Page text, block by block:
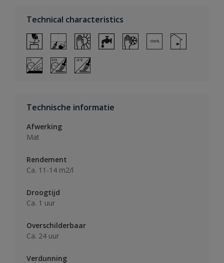
Technical characteristics
Technische informatie
Afwerking
Mat
Rendement
Ca. 11-14 m2/l
Droogtijd
Ca. 1 uur
Overschilderbaar
Ca. 24 uur
Verdunning